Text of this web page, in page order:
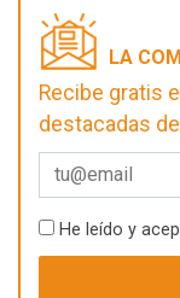
LA
Recibe gratis
destacadas
He leído y